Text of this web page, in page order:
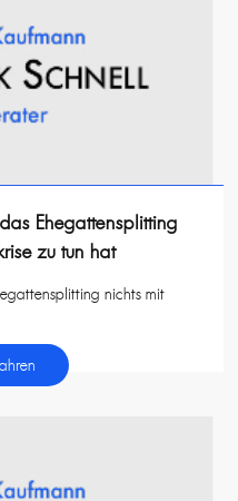
Ehegattensplitting
zu tun hat
nichts mit